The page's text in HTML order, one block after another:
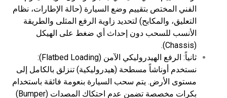
الفني المختص بتقييم وضع السيارة (حالة الإطارات، نظام
التعليق، والمكابح) لتحديد زاوية الرفع المثلى والطريقة
الأنسب للسحب دون إحداث أي ضغط على الهيكل
(Chassis).
ثانياً: الرفع الهيدروليكي الآمن (Flatbed Loading):
نستخدم أوناشاً مسطحة (هيدروليكية) تنزلق بالكامل إلى
مستوى الأرض. يتم سحب السيارة بنعومة فائقة باستخدام
بكرات مخصصة تضمن عدم احتكاك المصدات (Bumper)